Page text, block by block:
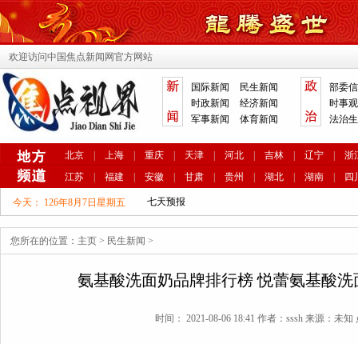
欢迎访问中国焦点新闻网官方网站
国际新闻
民生新闻
时政新闻
经济新闻
军事新闻
体育新闻
部委
时事
法治
北京 上海 重庆 天津 河北 吉林 辽宁
浙
江苏
福建 安徽 甘肃 贵州 湖北 湖南 四
今天： 126年8月7日星期五
您所在的位置： 主页 > 民生新闻 >
氨基酸洗面奶品牌排行榜 悦蕾氨基酸
时间： 2021-08-06 18:41 作者：sssh 来源：未